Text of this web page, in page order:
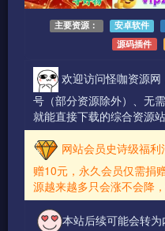
主要资源： 安卓软件
源码插件
欢迎访问怪咖资源
号（部分资源除外）、无
就能直接下载的综合资源站
网站会员史诗级福
赠10元，永久会员仅需捐
源越来越多只会涨不会降
本站后续可能会转